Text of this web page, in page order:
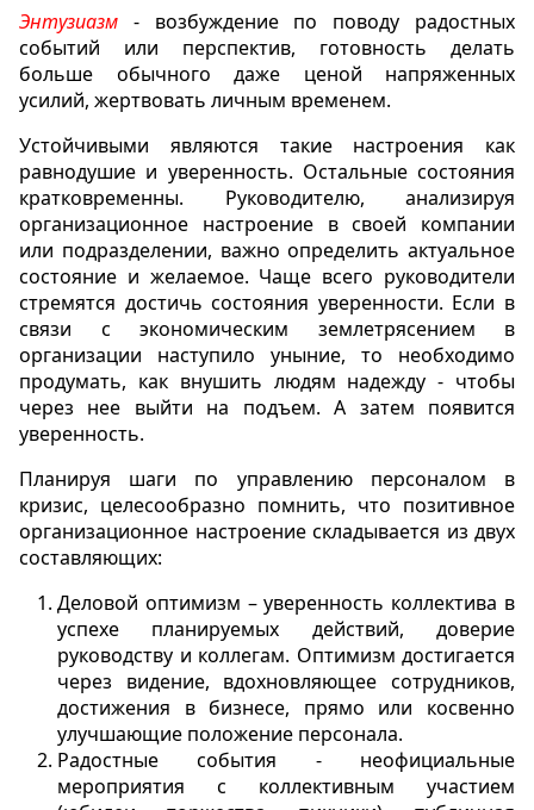
Энтузиазм - возбуждение по поводу радостных
событий или перспектив, готовность делать
больше обычного даже ценой напряженных
усилий, жертвовать личным временем.
Устойчивыми являются такие настроения как
равнодушие и уверенность. Остальные состояния
кратковременны. Руководителю, анализируя
организационное настроение в своей компании
или подразделении, важно определить актуальное
состояние и желаемое. Чаще всего руководители
стремятся достичь состояния уверенности. Если в
связи с экономическим землетрясением в
организации наступило уныние, то необходимо
продумать, как внушить людям надежду - чтобы
через нее выйти на подъем. А затем появится
уверенность.
Планируя шаги по управлению персоналом в
кризис, целесообразно помнить, что позитивное
организационное настроение складывается из двух
составляющих:
Деловой оптимизм – уверенность коллектива в
успехе планируемых действий, доверие
руководству и коллегам. Оптимизм достигается
через видение, вдохновляющее сотрудников,
достижения в бизнесе, прямо или косвенно
улучшающие положение персонала.
Радостные события - неофициальные
мероприятия с коллективным участием